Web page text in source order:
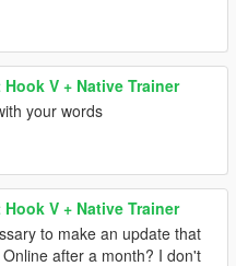
V + Native Trainer
your words
V + Native Trainer
to make an update that
after a month? I don't